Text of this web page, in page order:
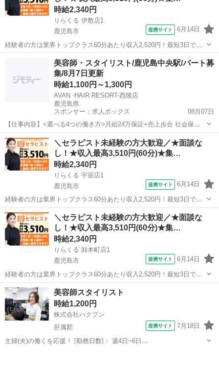
時給2,340円
りらくる 伊敷店1
鹿児島市
提携サイト 6月14日
経験者の方は業界トップクラス60分あたり収入2,520円！最短3日で入
店可 今の収入と環境に満足していますか？ 「もっと高い収入がほし
い」 「安定して稼ぎたい」 その悩み、すべて解決します！ ・全国ト
ップクラスの店舗数...
鹿児島市 セラピスト
美容師・スタイリスト/鹿児島中央駅/パート募
集/8月7日更新
時給1,100円～1,300円
AVAN -HAIR RESORT-西陵店
鹿児島県
スポンサー：求人ボックス
08月07日
【仕事内容】<選べる4つの働き方>月給24万保証+売上歩合 社会保険
完備+完全週休2日制 <募集職種> 美容師 <仕事内容> 理容師・美容
師・Wライセンス在籍サロン 雑誌撮影,ヘアショー,着付け,ヘッドスパ,
ヘアセット,シェービン...
アルバイト・パート
＼セラピスト未経験の方大歓迎／★面談な
し！★収入最高3,510円(60分)★集…
時給2,340円
りらくる 宇宿店1
鹿児島市
提携サイト 6月14日
経験者の方は業界トップクラス60分あたり収入2,520円！最短3日で入
店可 今の収入と環境に満足していますか？ 「もっと高い収入がほし
い」 「安定して稼ぎたい」 その悩み、すべて解決します！ ・全国ト
ップクラスの店舗数...
鹿児島 鹿児島市 セラピスト
＼セラピスト未経験の方大歓迎／★面談な
し！★収入最高3,510円(60分)★集…
時給2,340円
りらくる 卸本町店1
鹿児島市
提携サイト 6月14日
経験者の方は業界トップクラス60分あたり収入2,520円！最短3日で入
店可 今の収入と環境に満足していますか？ 「もっと高い収入がほし
い」 「安定して稼ぎたい」 その悩み、すべて解決します！ ・全国ト
ップクラスの店舗数...
鹿児島 鹿児島市 セラピスト
美容師スタイリスト
時給1,200円
株式会社ハクブン
肝属郡
提携サイト 7月18日
主婦(夫)の働くを応援！ [勤務日数]： 週4日~6日